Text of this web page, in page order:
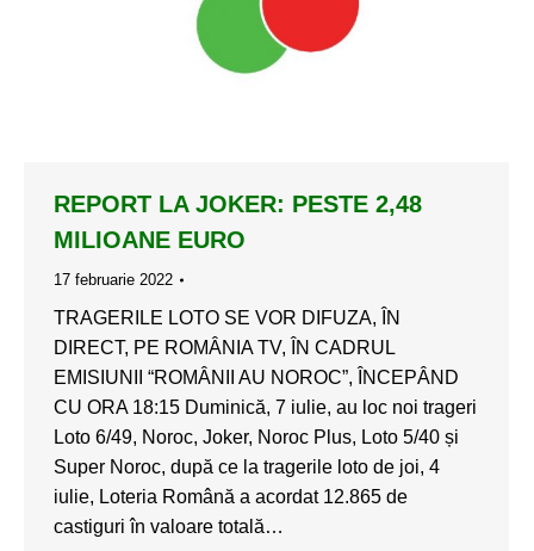
REPORT LA JOKER: PESTE 2,48
MILIOANE EURO
17 februarie 2022
TRAGERILE LOTO SE VOR DIFUZA, ÎN
DIRECT, PE ROMÂNIA TV, ÎN CADRUL
EMISIUNII “ROMÂNII AU NOROC”, ÎNCEPÂND
CU ORA 18:15 Duminică, 7 iulie, au loc noi trageri
Loto 6/49, Noroc, Joker, Noroc Plus, Loto 5/40 și
Super Noroc, după ce la tragerile loto de joi, 4
iulie, Loteria Română a acordat 12.865 de
castiguri în valoare totală…